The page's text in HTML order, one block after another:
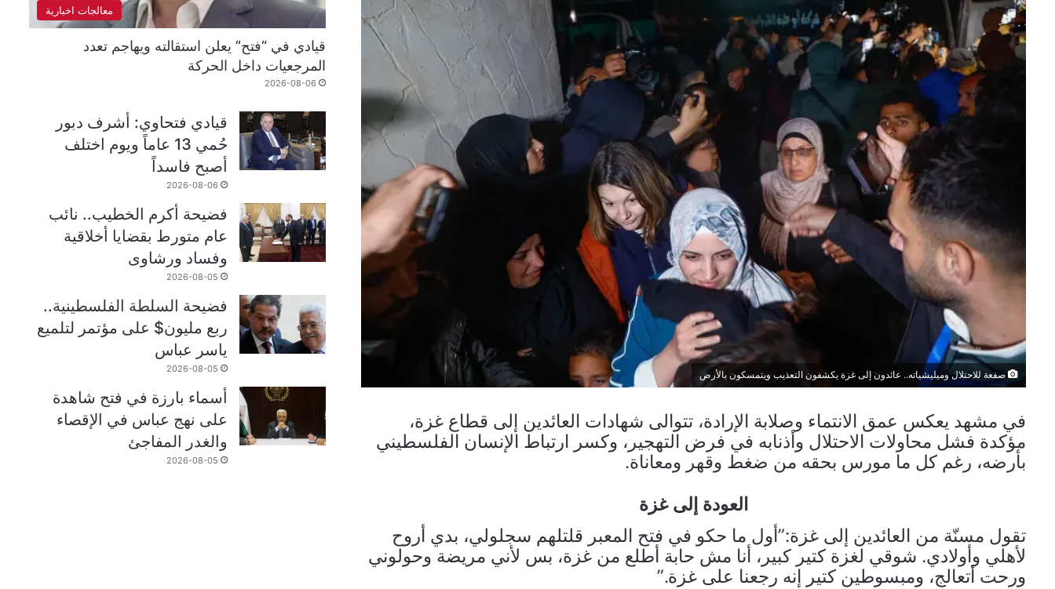
صفعة للاحتلال وميليشياته.. عائدون إلى غزة يكشفون التعذيب ويتمسكون بالأرض
في مشهد يعكس عمق الانتماء وصلابة الإرادة، تتوالى شهادات العائدين إلى قطاع غزة،
مؤكدة فشل محاولات الاحتلال وأذنابه في فرض التهجير، وكسر ارتباط الإنسان الفلسطيني
بأرضه، رغم كل ما مورس بحقه من ضغط وقهر ومعاناة.
العودة إلى غزة
تقول مسنّة من العائدين إلى غزة:”أول ما حكو في فتح المعبر قلتلهم سجلولي، بدي أروح
لأهلي وأولادي. شوقي لغزة كتير كبير، أنا مش حابة أطلع من غزة، بس لأني مريضة وحولوني
ورحت أتعالج، ومبسوطين كتير إنه رجعنا على غزة.”
معالجات اخبارية
قيادي في “فتح” يعلن استقالته ويهاجم تعدد
المرجعيات داخل الحركة
2026-08-06
قيادي فتحاوي: أشرف دبور
حُمي 13 عاماً ويوم اختلف
أصبح فاسداً
2026-08-06
فضيحة أكرم الخطيب.. نائب
عام متورط بقضايا أخلاقية
وفساد ورشاوى
2026-08-05
فضيحة السلطة الفلسطينية..
ربع مليون$ على مؤتمر لتلميع
ياسر عباس
2026-08-05
أسماء بارزة في فتح شاهدة
على نهج عباس في الإقصاء
والغدر المفاجئ
2026-08-05